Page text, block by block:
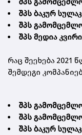
შპს ბაკურ
შპს
შპს მედია
რაც შეეხება 2021
შემდეგი
შპს
შპს
შპს ბაკურ